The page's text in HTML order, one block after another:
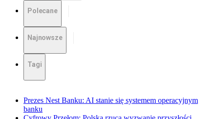
Polecane
Najnowsze
Tagi
Prezes Nest Banku: AI stanie się systemem operacyjnym
banku